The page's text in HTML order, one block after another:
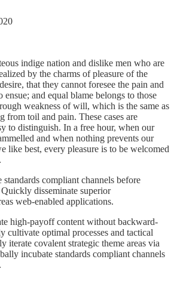
indige nation and dislike men who are
by the charms of pleasure of the
that they cannot foresee the pain and
ensue; and equal blame belongs to those
weakness of will, which is the same as
from toil and pain. These cases are
to distinguish. In a free hour, when our
and when nothing prevents our
like best, every pleasure is to be welcomed
compliant channels before
disseminate superior
web-enabled applications.
high-payoff content without backward-
cultivate optimal processes and tactical
iterate covalent strategic theme areas via
incubate standards compliant channels